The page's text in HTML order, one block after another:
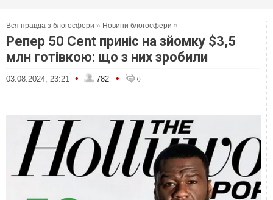
Вся правда з блогосфери » Новини блогосфери »
Репер 50 Cent приніс на зйомку $3,5
млн готівкою: що з них зробили
03.08.2024, 23:21 • 782 • 0